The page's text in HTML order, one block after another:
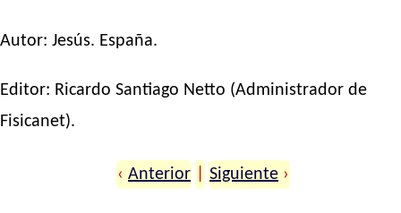
Autor: Jesús. España.
Editor: Ricardo Santiago Netto (Administrador de
Fisicanet).
‹ Anterior Siguiente ›